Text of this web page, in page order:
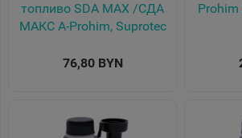
топливо SDA MAX /СДА
МАКС A-Prohim, Suprotec
76,80 BYN